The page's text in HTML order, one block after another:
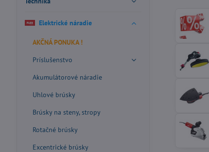
Elektrické náradie
AKČNÁ PONUKA !
Príslušenstvo
Akumulátorové náradie
Uhlové brúsky
Brúsky na steny, stropy
Rotačné brúsky
Excentrické brúsky